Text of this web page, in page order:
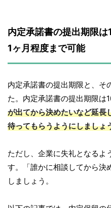
内定承諾書の提出期限
1ヶ月程度まで可能
内定承諾書の提出期限と、そ
た。内定承諾書の提出期限は
が出てから決めたいなど延長
待ってもらうようにしましょ
ただし、企業に失礼となるよ
す。「誰かに相談してから決
しましょう。